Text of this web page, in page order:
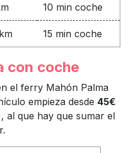
10 min coche
15 min coche
con coche
el ferry Mahón Palma
empieza desde 45€
al que hay que sumar el